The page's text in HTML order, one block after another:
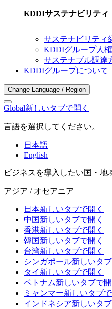
KDDIサステナビリティ
サステナビリティ
KDDIグループ人
サステナブル調達
KDDIグループについて
Change Language / Region
Global新しいタブで開く
言語を選択してください。
日本語
English
ビジネスを導入したい国・地
アジア / オセアニア
日本新しいタブで開く
中国新しいタブで開く
香港新しいタブで開く
韓国新しいタブで開く
台湾新しいタブで開く
シンガポール新しいタブ
タイ 新しいタブで開く
ベトナム新しいタブで開
ミャンマー新しいタブで
インドネシア新しいタブ